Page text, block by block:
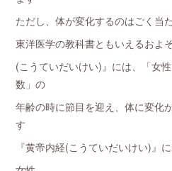
ただし、体が変化するのはごく当
東洋医学の教科書ともいえるおよ
(こうていだいけい)』には、「女
数」の
年齢の時に節目を迎え、体に変化
す
『黄帝内経(こうていだいけい)』